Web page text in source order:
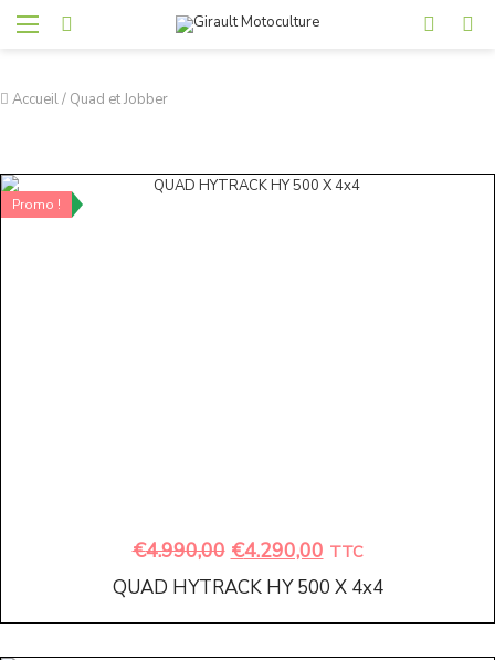
Accueil/ Quad et Jobber
Promo !
€4.990,00 €4.290,00 TTC
QUAD HYTRACK HY 500 X 4x4